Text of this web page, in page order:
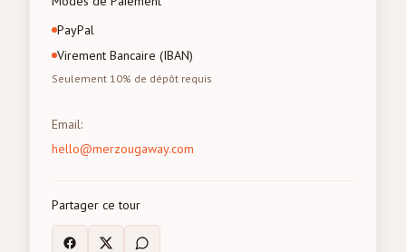
PayPal
Virement Bancaire (IBAN)
Seulement 10% de dépôt requis
Email:
hello@merzougaway.com
Partager ce tour